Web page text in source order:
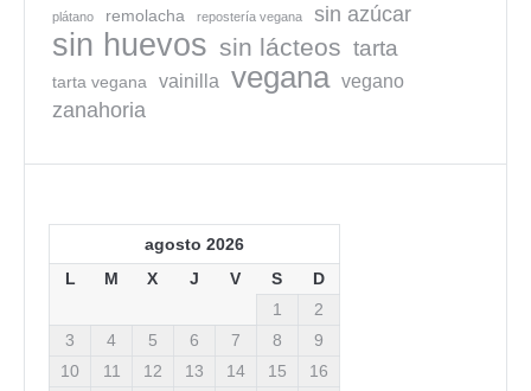
plátano remolacha repostería vegana sin azúcar
sin huevos sin lácteos tarta
tarta vegana vainilla vegana vegano
zanahoria
agosto 2026
L
M X J V S
D
1
2
3
4 5 6 7 8
9
10
11 12 13 14 15 16